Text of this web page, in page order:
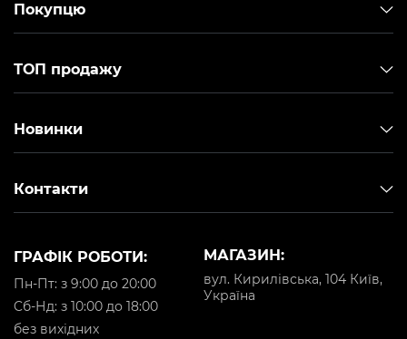
Покупцю
ТОП продажу
Новинки
Контакти
МАГАЗИН:
вул. Кирилівська, 104 Київ,
Україна
ГРАФІК РОБОТИ:
Пн-Пт: з 9:00 до 20:00
Cб-Нд: з 10:00 до 18:00
без вихідних